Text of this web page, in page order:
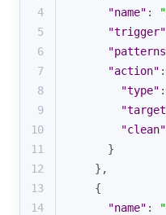
4
"name" :
5
"trigger"
6
7
"action"
8
"type" :
9
10
"clean"
11
      }
12
    },
13
    {
14
"name" :